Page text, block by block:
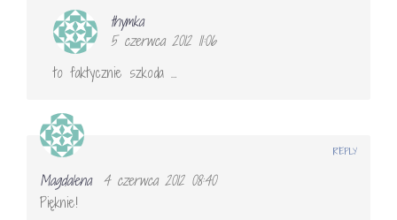
thymka
5 czerwca 2012 11:06
to faktycznie szkoda …
Magdalena
4 czerwca 2012 08:40
Pięknie!
REPLY